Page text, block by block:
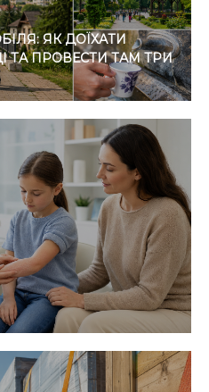
ЯК ДОЇХАТИ
ТА ПРОВЕСТИ ТАМ ТРИ